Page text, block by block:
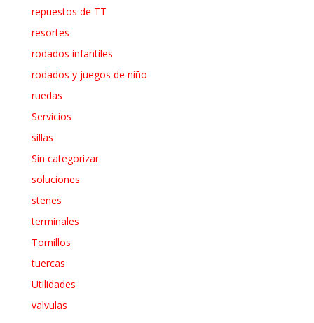
repuestos de TT
resortes
rodados infantiles
rodados y juegos de niño
ruedas
Servicios
sillas
Sin categorizar
soluciones
stenes
terminales
Tornillos
tuercas
Utilidades
valvulas